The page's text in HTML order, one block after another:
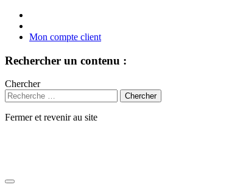
Mon compte client
Rechercher un contenu :
Chercher
Fermer et revenir au site